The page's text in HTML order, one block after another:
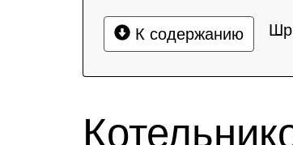
К содержанию